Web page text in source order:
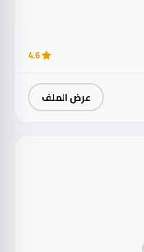
4.6
عرض الملف